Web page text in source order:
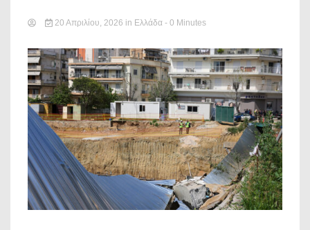
20 Απριλίου, 2026 in Ελλάδα - 0 Minutes